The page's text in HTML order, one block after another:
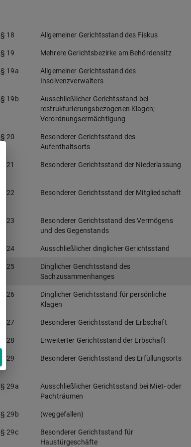
§ 18 Allgemeiner Gerichtsstand des Fiskus
§ 19 Mehrere Gerichtsbezirke am Behördensitz
§ 19a
Allgemeiner Gerichtsstand des
Insolvenzverwalters
§ 19b
Ausschließlicher Gerichtsstand bei
restrukturierungsbezogenen Klagen;
Verordnungsermächtigung
§ 20
Besonderer Gerichtsstand des
Aufenthaltsorts
§ 21 Besonderer Gerichtsstand der Niederlassung
§ 22 Besonderer Gerichtsstand der Mitgliedschaft
§ 23
Besonderer Gerichtsstand des Vermögens
und des Gegenstands
§ 24 Ausschließlicher dinglicher Gerichtsstand
§ 25
Dinglicher Gerichtsstand des
Sachzusammenhanges
§ 26
Dinglicher Gerichtsstand für persönliche
Klagen
§ 27 Besonderer Gerichtsstand der Erbschaft
§ 28 Erweiterter Gerichtsstand der Erbschaft
§ 29 Besonderer Gerichtsstand des Erfüllungsorts
§ 29a
Ausschließlicher Gerichtsstand bei Miet- oder
Pachträumen
§ 29b (weggefallen)
§ 29c
Besonderer Gerichtsstand für
Haustürgeschäfte